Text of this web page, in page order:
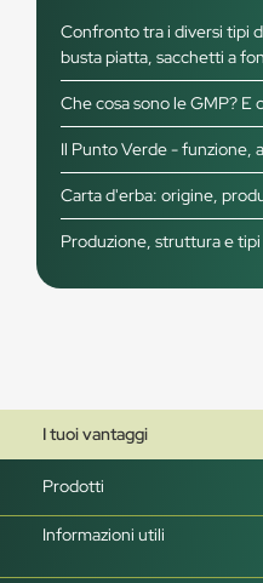
Confronto tra i diversi tipi
busta piatta, sacchetti a
Che cosa sono le GMP? E
Il Punto Verde - funzione,
Carta d'erba: origine,
Produzione, struttura e
I tuoi vantaggi
Prodotti
Informazioni utili